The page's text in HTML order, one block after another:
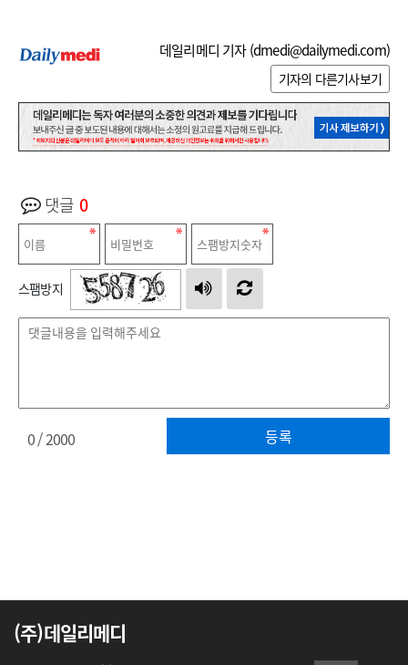
데일리메디 기자 (dmedi@dailymedi.com)
기자의 다른기사보기
댓글 0
스팸방지
등록
0/ 2000
(주)데일리메디